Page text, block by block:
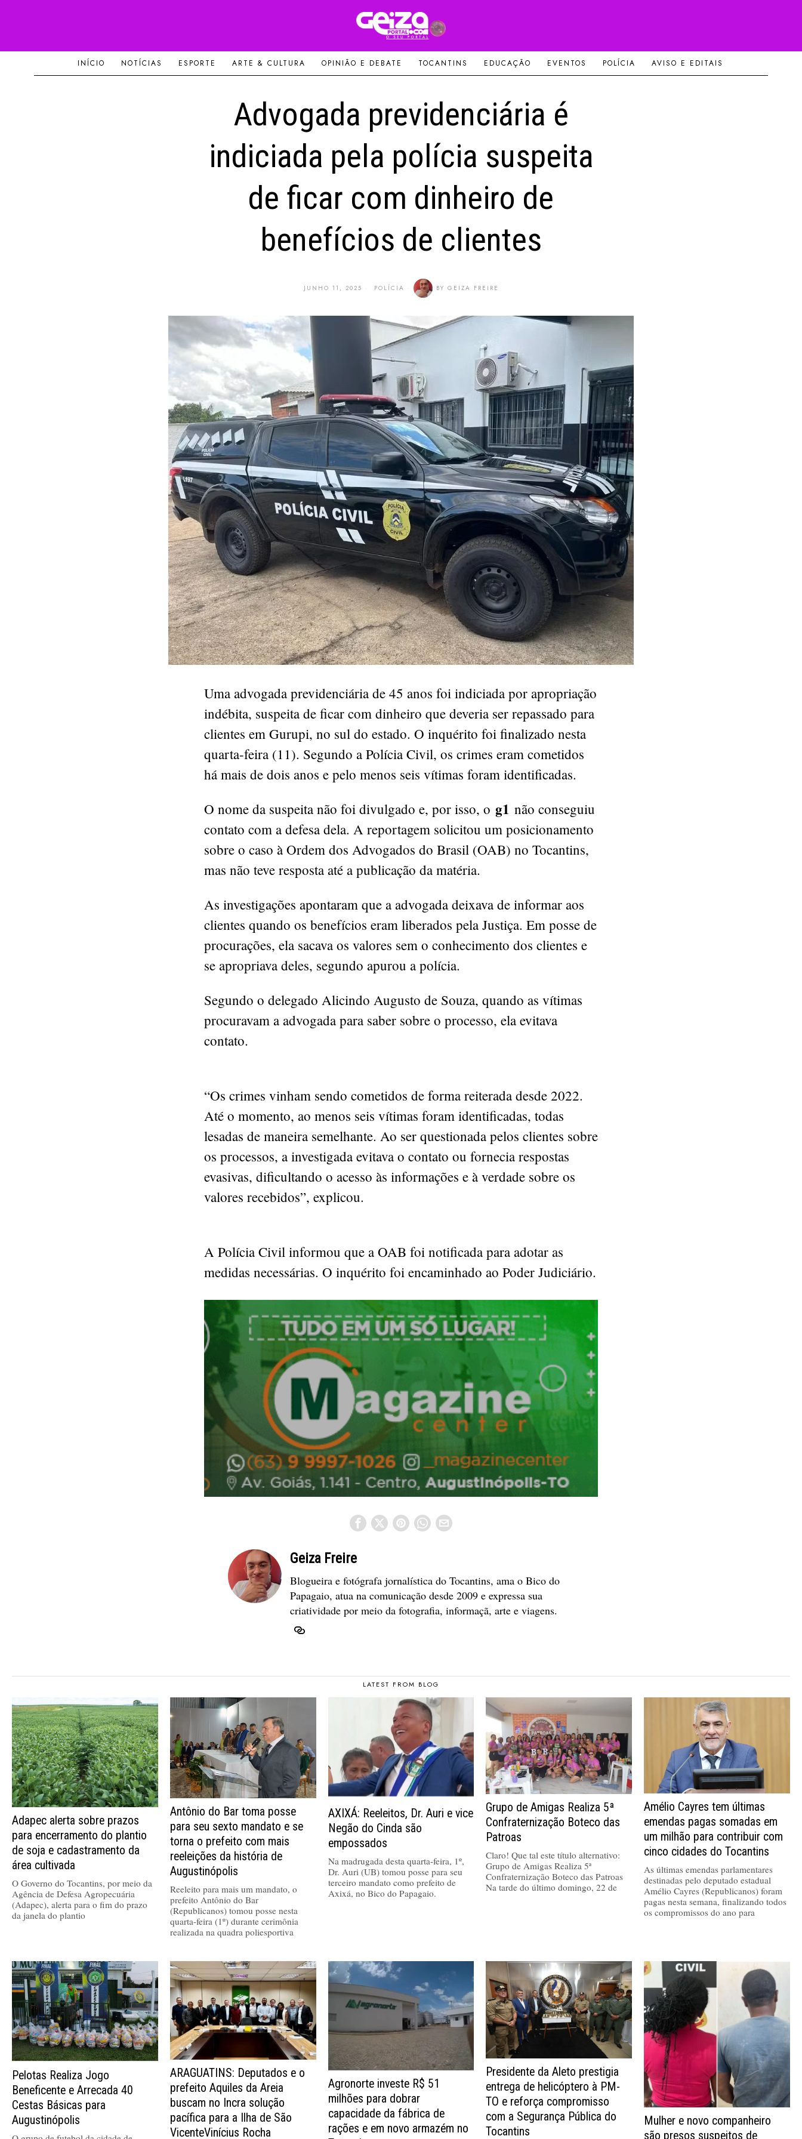
INÍCIO NOTÍCIAS ESPORTE ARTE & CULTURA OPINIÃO E DEBATE TOCANTINS EDUCAÇÃO EVENTOS POLÍCIA AVISO E EDITAIS
Advogada previdenciária é
indiciada pela polícia suspeita
de ficar com dinheiro de
benefícios de clientes
JUNHO 11, 2025 POLÍCIA BY GEIZA FREIRE
Uma advogada previdenciária de 45 anos foi indiciada por apropriação
indébita, suspeita de ficar com dinheiro que deveria ser repassado para
clientes em Gurupi, no sul do estado. O inquérito foi finalizado nesta
quarta-feira (11). Segundo a Polícia Civil, os crimes eram cometidos
há mais de dois anos e pelo menos seis vítimas foram identificadas.
O nome da suspeita não foi divulgado e, por isso, o g1 não conseguiu
contato com a defesa dela. A reportagem solicitou um posicionamento
sobre o caso à Ordem dos Advogados do Brasil (OAB) no Tocantins,
mas não teve resposta até a publicação da matéria.
As investigações apontaram que a advogada deixava de informar aos
clientes quando os benefícios eram liberados pela Justiça. Em posse de
procurações, ela sacava os valores sem o conhecimento dos clientes e
se apropriava deles, segundo apurou a polícia.
Segundo o delegado Alicindo Augusto de Souza, quando as vítimas
procuravam a advogada para saber sobre o processo, ela evitava
contato.
“Os crimes vinham sendo cometidos de forma reiterada desde 2022.
Até o momento, ao menos seis vítimas foram identificadas, todas
lesadas de maneira semelhante. Ao ser questionada pelos clientes sobre
os processos, a investigada evitava o contato ou fornecia respostas
evasivas, dificultando o acesso às informações e à verdade sobre os
valores recebidos”, explicou.
A Polícia Civil informou que a OAB foi notificada para adotar as
medidas necessárias. O inquérito foi encaminhado ao Poder Judiciário.
Geiza Freire
Blogueira e fotógrafa jornalística do Tocantins, ama o Bico do
Papagaio, atua na comunicação desde 2009 e expressa sua
criatividade por meio da fotografia, informaçã, arte e viagens.
LATEST FROM BLOG
Adapec alerta sobre prazos
para encerramento do plantio
de soja e cadastramento da
área cultivada
O Governo do Tocantins, por meio da
Agência de Defesa Agropecuária
(Adapec), alerta para o fim do prazo
da janela do plantio
Antônio do Bar toma posse
para seu sexto mandato e se
torna o prefeito com mais
reeleições da história de
Augustinópolis
Reeleito para mais um mandato, o
prefeito Antônio do Bar
(Republicanos) tomou posse nesta
quarta-feira (1º) durante cerimônia
realizada na quadra poliesportiva
AXIXÁ: Reeleitos, Dr. Auri e vice
Negão do Cinda são
empossados
Na madrugada desta quarta-feira, 1º,
Dr. Auri (UB) tomou posse para seu
terceiro mandato como prefeito de
Axixá, no Bico do Papagaio.
Grupo de Amigas Realiza 5ª
Confraternização Boteco das
Patroas
Claro! Que tal este título alternativo:
Grupo de Amigas Realiza 5ª
Confraternização Boteco das Patroas
Na tarde do último domingo, 22 de
Amélio Cayres tem últimas
emendas pagas somadas em
um milhão para contribuir com
cinco cidades do Tocantins
As últimas emendas parlamentares
destinadas pelo deputado estadual
Amélio Cayres (Republicanos) foram
pagas nesta semana, finalizando todos
os compromissos do ano para
Pelotas Realiza Jogo
Beneficente e Arrecada 40
Cestas Básicas para
Augustinópolis
ARAGUATINS: Deputados e o
prefeito Aquiles da Areia
buscam no Incra solução
pacífica para a Ilha de São
VicenteVinícius Rocha
Agronorte investe R$ 51
milhões para dobrar
capacidade da fábrica de
rações e em novo armazém no
Presidente da Aleto prestigia
entrega de helicóptero à PM-
TO e reforça compromisso
com a Segurança Pública do
Tocantins
Mulher e novo companheiro
são presos suspeitos de